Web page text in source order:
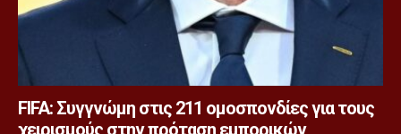
FIFA: Συγγνώμη στις 211 ομοσπονδίες για τους